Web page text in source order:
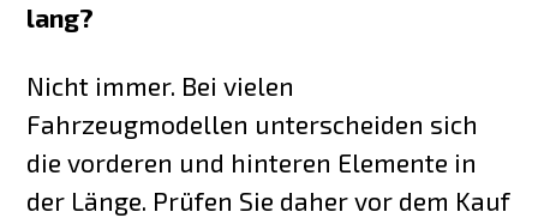
lang?
Nicht immer. Bei vielen
Fahrzeugmodellen unterscheiden sich
die vorderen und hinteren Elemente in
der Länge. Prüfen Sie daher vor dem Kauf